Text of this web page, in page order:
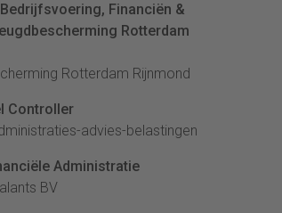
Financiën &
Rotterdam
Rotterdam Rijnmond
Controller
advies-belastingen
Administratie
BV